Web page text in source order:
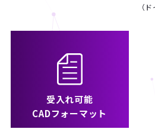
（
受入れ可能
CADフォーマット